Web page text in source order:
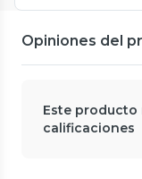
Opiniones del
Este
calificaciones